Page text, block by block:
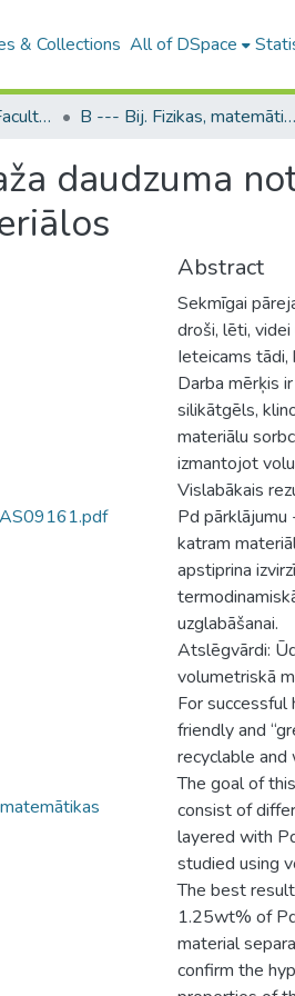
& Collections All of DSpace
B4 – LU fakultātes / Faculties of the UL B --- Bij. Fizikas, matemātikas un optometrijas fakultātes studentu noslēguma darbi / Faculty of Physics, Mathematics and Optometry - Graduate works
daudzuma
Abstract
Sekmīgai
droši, lēti,
Ieteicams tādi,
Darba mērķis
silikātgēls,
materiālu
izmantojot
Vislabākais
Pd
katram
apstiprina
uzglabāšanai.
Atslēgvārdi:
volumetriskā
For successful
friendly and
recyclable and
The goal of
consist of
layered with
studied using
The best
1.25wt% of
material
confirm the